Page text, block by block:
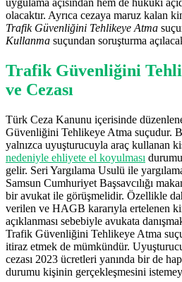
olacaktır. Ayrıca cezaya maruz kalan
Trafik Güvenliğini Tehlikeye Atma
Kullanma suçundan soruşturma
Trafik Güvenliğini
ve Cezası
Türk Ceza Kanunu içerisinde
Güvenliğini Tehlikeye Atma suçudur.
yalnızca uyuşturucuyla araç kullanan
nedeniyle ehliyete el koyulması
gelir. Seri Yargılama Usulü ile
Samsun Cumhuriyet Başsavcılığı
bir avukat ile görüşmelidir. Özellikle
verilen ve HAGB kararıyla ertelenen
açıklanması sebebiyle avukata
Trafik Güvenliğini Tehlikeye Atma
itiraz etmek de mümkündür.
cezası 2023 ücretleri yanında bir de
durumu kişinin gerçekleşmesini